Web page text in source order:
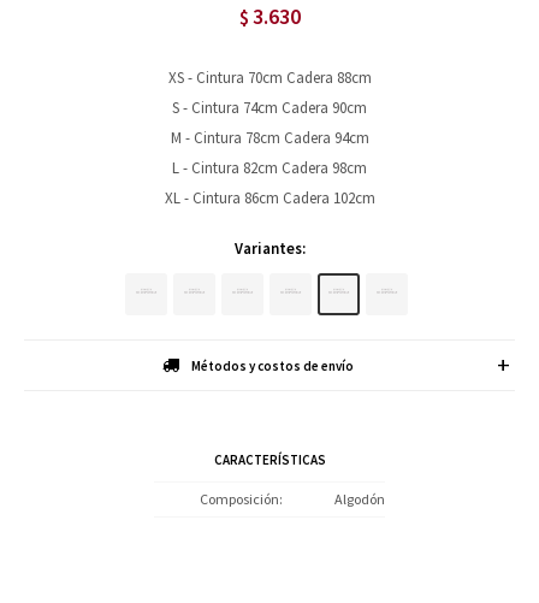
$ 3.630
XS - Cintura 70cm Cadera 88cm
S - Cintura 74cm Cadera 90cm
M - Cintura 78cm Cadera 94cm
L - Cintura 82cm Cadera 98cm
XL - Cintura 86cm Cadera 102cm
Variantes:
Métodos y costos de envío
CARACTERÍSTICAS
Composición Algodón